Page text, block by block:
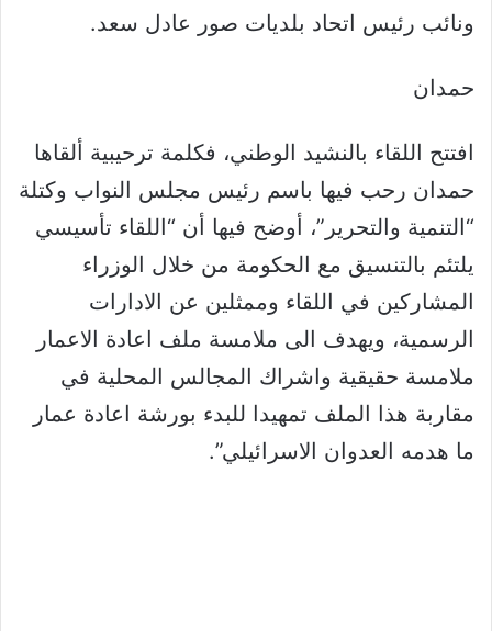
ونائب رئيس اتحاد بلديات صور عادل سعد.
حمدان
افتتح اللقاء بالنشيد الوطني، فكلمة ترحيبية ألقاها
حمدان رحب فيها باسم رئيس مجلس النواب وكتلة
“التنمية والتحرير”، أوضح فيها أن “اللقاء تأسيسي
يلتئم بالتنسيق مع الحكومة من خلال الوزراء
المشاركين في اللقاء وممثلين عن الادارات
الرسمية، ويهدف الى ملامسة ملف اعادة الاعمار
ملامسة حقيقية واشراك المجالس المحلية في
مقاربة هذا الملف تمهيدا للبدء بورشة اعادة عمار
ما هدمه العدوان الاسرائيلي”.